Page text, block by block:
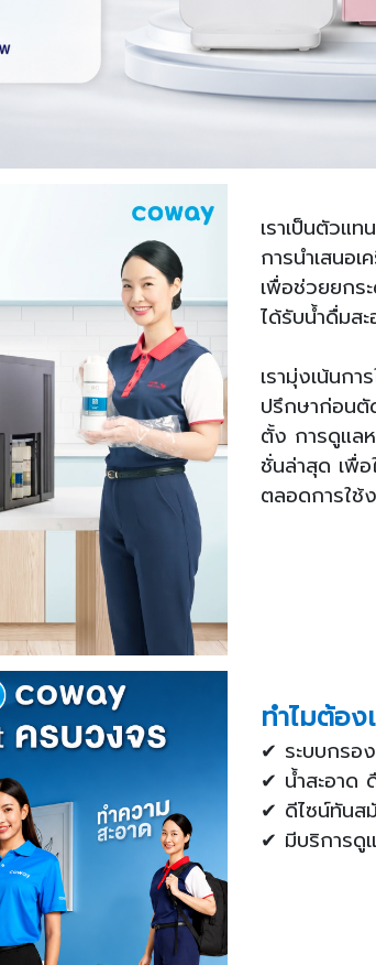
เราเป็นตัวแ
การนำเสนอ
เพื่อช่วยยกร
ได้รับน้ำดื่มส
เรามุ่งเน้นก
ปรึกษาก่อนตั
ตั้ง การดูแลห
ชั่นล่าสุด เพื่อ
ตลอดการใช้
ทำไมต้อ
✔ ระบบกรอ
✔ น้ำสะอาด
✔ ดีไซน์ทันส
✔ มีบริการดู